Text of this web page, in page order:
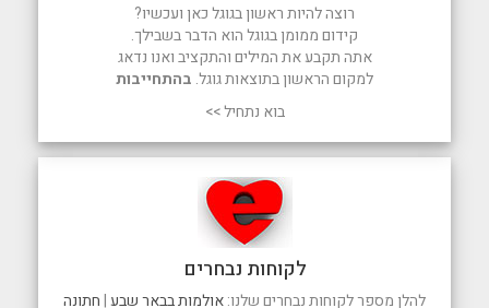
לקוחות נבחרים
להלן מספר לקוחות נבחרים שלנו:אולמות בבאר שבע|חתונה
רוצה להיות ראשון בגוגל כאן ועכשיו?
קידום ממומן בגוגל הוא הדבר בשבילך.
אתה תקבע את המילים והתקציב ואנו נדאג
למקום הראשון בתוצאות גוגל. בהתחייבות
בוא נתחיל >>